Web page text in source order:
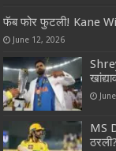
फॅब फोर फुटली! Kane
June 12, 2026
MS